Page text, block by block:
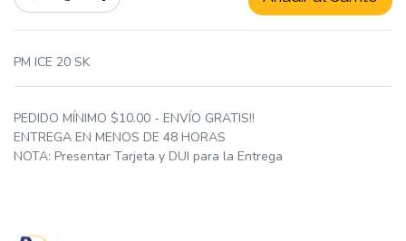
PM ICE 20 SK
PEDIDO MÍNIMO $10.00 - ENVÍO GRATIS!!
ENTREGA EN MENOS DE 48 HORAS
NOTA: Presentar Tarjeta y DUI para la Entrega